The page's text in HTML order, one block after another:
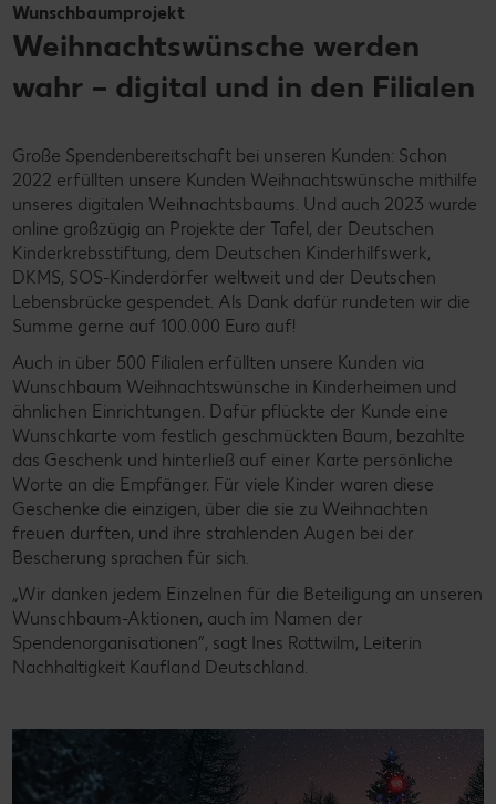
Wunschbaumprojekt
Weihnachtswünsche werden
wahr – digital und in den Filialen
Große Spendenbereitschaft bei unseren Kunden: Schon
2022 erfüllten unsere Kunden Weihnachtswünsche mithilfe
unseres digitalen Weihnachtsbaums. Und auch 2023 wurde
online großzügig an Projekte der Tafel, der Deutschen
Kinderkrebsstiftung, dem Deutschen Kinderhilfswerk,
DKMS, SOS-Kinderdörfer weltweit und der Deutschen
Lebensbrücke gespendet. Als Dank dafür rundeten wir die
Summe gerne auf 100.000 Euro auf!
Auch in über 500 Filialen erfüllten unsere Kunden via
Wunschbaum Weihnachtswünsche in Kinderheimen und
ähnlichen Einrichtungen. Dafür pflückte der Kunde eine
Wunschkarte vom festlich geschmückten Baum, bezahlte
das Geschenk und hinterließ auf einer Karte persönliche
Worte an die Empfänger. Für viele Kinder waren diese
Geschenke die einzigen, über die sie zu Weihnachten
freuen durften, und ihre strahlenden Augen bei der
Bescherung sprachen für sich.
„Wir danken jedem Einzelnen für die Beteiligung an unseren
Wunschbaum-Aktionen, auch im Namen der
Spendenorganisationen“, sagt Ines Rottwilm, Leiterin
Nachhaltigkeit Kaufland Deutschland.